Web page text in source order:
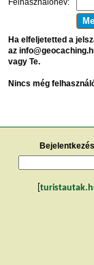
Ha elfeljetetted a
az
vagy Te.
Nincs még
Bejelentkezés